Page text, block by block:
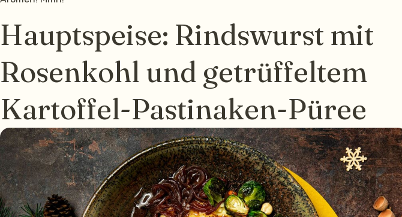
Hauptspeise: Rindswurst mit
Rosenkohl und getrüffeltem
Kartoffel-Pastinaken-Püree